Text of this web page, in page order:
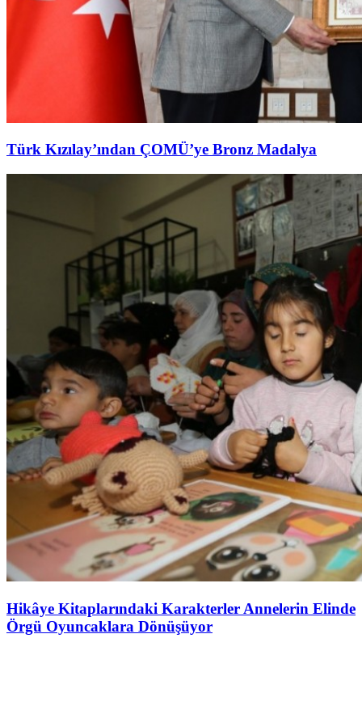
Türk Kızılay’ından ÇOMÜ’ye Bronz Madalya
Hikâye Kitaplarındaki Karakterler Annelerin Elinde
Örgü Oyuncaklara Dönüşüyor